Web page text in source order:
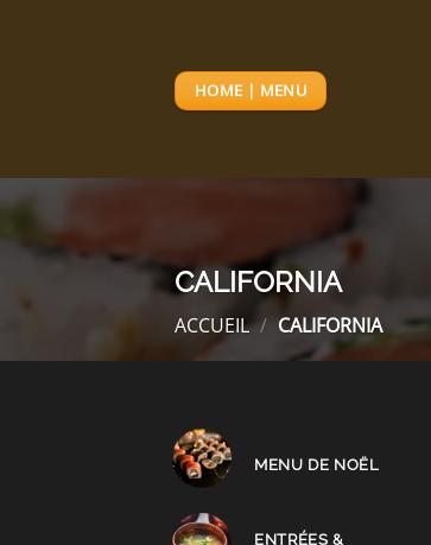
HOME | MENU
CALIFORNIA
ACCUEIL / CALIFORNIA
MENU DE NOËL
ENTRÉES &